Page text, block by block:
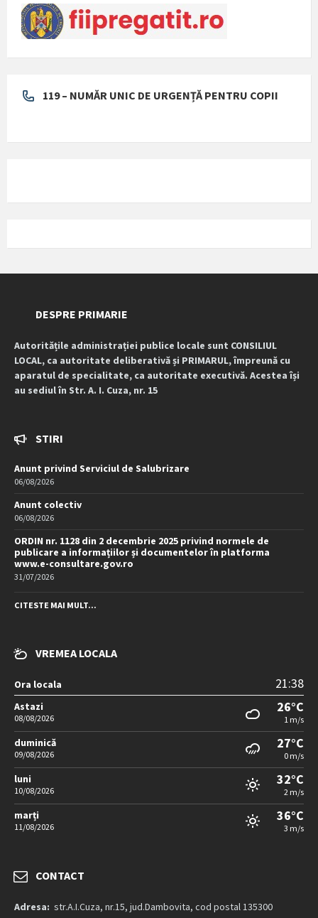
119 – NUMĂR UNIC DE URGENȚĂ PENTRU COPII
DESPRE PRIMARIE
Autoritățile administrației publice locale sunt CONSILIUL
LOCAL, ca autoritate deliberativă și PRIMARUL, împreună cu
aparatul de specialitate, ca autoritate executivă. Acestea își
au sediul în Str. A. I. Cuza, nr. 15
STIRI
Anunt privind Serviciul de Salubrizare
06/08/2026
Anunt colectiv
06/08/2026
ORDIN nr. 1128 din 2 decembrie 2025 privind normele de
publicare a informațiilor și documentelor în platforma
www.e-consultare.gov.ro
31/07/2026
CITESTE MAI MULT...
VREMEA LOCALA
Ora locala 21:38
Astazi
08/08/2026
26°C
1 m/s
duminică
09/08/2026
27°C
0 m/s
luni
10/08/2026
32°C
2 m/s
marți
11/08/2026
36°C
3 m/s
CONTACT
Adresa: str.A.I.Cuza, nr.15, jud.Dambovita, cod postal 135300